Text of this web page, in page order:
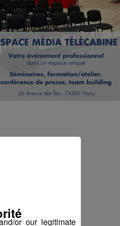
or our legitimate